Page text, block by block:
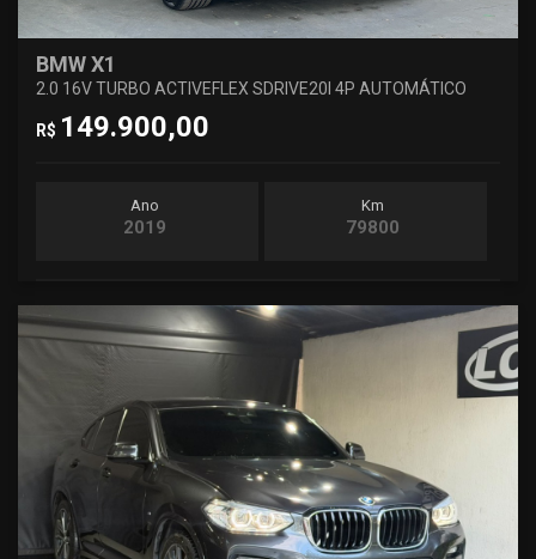
BMW X1
2.0 16V TURBO ACTIVEFLEX SDRIVE20I 4P AUTOMÁTICO
R$ 149.900,00
Ano
2019
Km
79800